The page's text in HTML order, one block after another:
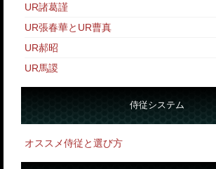
UR諸葛謹
UR張春華とUR曹真
UR郝昭
UR馬謖
侍従システム
オススメ侍従と選び方